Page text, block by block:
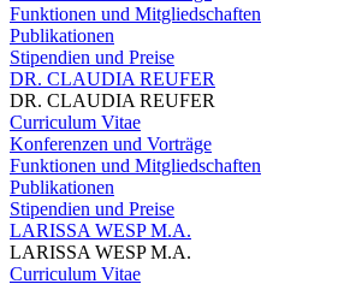
Funktionen und Mitgliedschaften
Publikationen
Stipendien und Preise
DR. CLAUDIA REUFER
DR. CLAUDIA REUFER
Curriculum Vitae
Konferenzen und Vorträge
Funktionen und Mitgliedschaften
Publikationen
Stipendien und Preise
LARISSA WESP M.A.
LARISSA WESP M.A.
Curriculum Vitae